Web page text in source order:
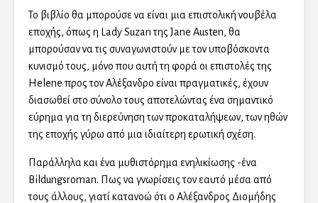
Το βιβλίο θα μπορούσε να είναι μια επιστολική νουβέλα
εποχής, όπως η Lady Suzan της Jane Austen, θα
μπορούσαν να τις συναγωνιστούν με τον υποβόσκοντα
κυνισμό τους, μόνο που αυτή τη φορά οι επιστολές της
Helene προς τον Αλέξανδρο είναι πραγματικές, έχουν
διασωθεί στο σύνολο τους αποτελώντας ένα σημαντικό
εύρημα για τη διερεύνηση των προκαταλήψεων, των ηθών
της εποχής γύρω από μια ιδιαίτερη ερωτική σχέση.
Παράλληλα και ένα μυθιστόρημα ενηλικίωσης -ένα
Bildungsroman. Πως να γνωρίσεις τον εαυτό μέσα από
τους άλλους, γιατί κατανοώ ότι ο Αλέξανδρος Διομήδης